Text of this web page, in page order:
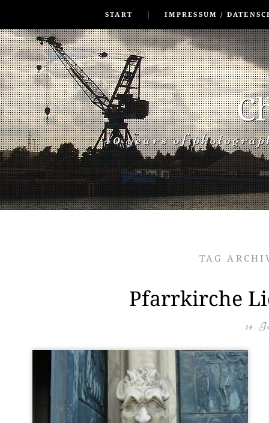
START
IMPRESSUM /
40 years of
TAG
Pfarrkirche
14.